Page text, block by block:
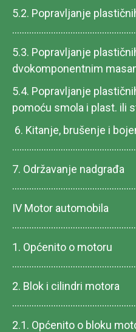
5.2. Popravljanje
5.3. Popravljanje
dvokomponentnim
5.4. Popravljanje
pomoću smola i plast. ili
6. Kitanje, brušenje i
7. Održavanje nadgrađa
IV Motor automobila
1. Općenito o motoru
2. Blok i cilindri motora
2.1. Općenito o bloku